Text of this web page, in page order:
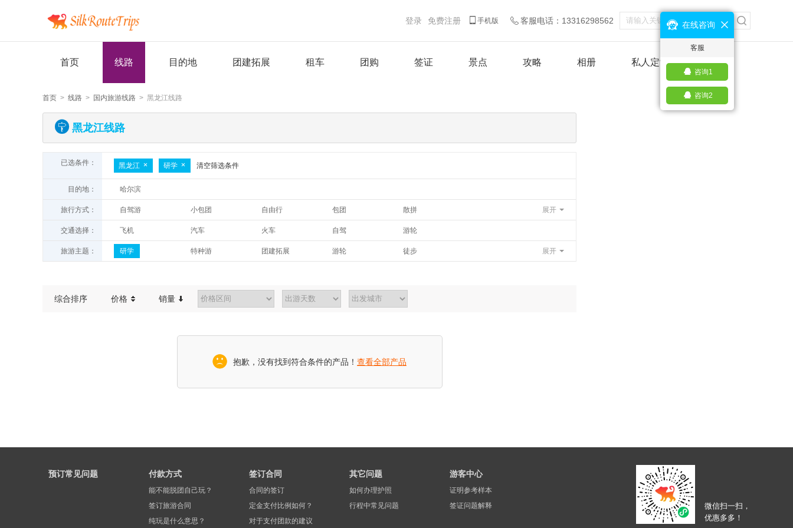
登录 免费注册 手机版 客服电话：13316298562
首页 线路 目的地 团建拓展 租车 团购 签证 景点 攻略 相册 私人定制
首页 > 线路 > 国内旅游线路 > 黑龙江线路
黑龙江线路
已选条件： 黑龙江 研学 清空筛选条件
目的地： 哈尔滨
旅行方式： 自驾游 小包团 自由行 包团
散拼
展开
交通选择： 飞机 汽车 火车 自驾 游轮
旅游主题： 研学 特种游 团建拓展 游轮
徒步
展开
综合排序 价格 销量
抱歉，没有找到符合条件的产品！ 查看全部产品
预订常见问题 付款方式
能不能脱团自己玩？
签订旅游合同
纯玩是什么意思？
签订合同
合同的签订
定金支付比例如何？
对于支付团款的建议
其它问题
如何办理护照
行程中常见问题
游客中心
证明参考样本
签证问题解释
微信扫一扫，
优惠多多！
在线咨询
客服
咨询1
咨询2